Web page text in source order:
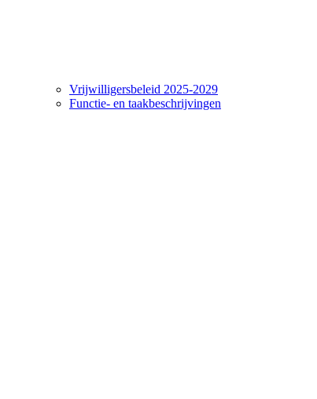
Vrijwilligersbeleid 2025-2029
Functie- en taakbeschrijvingen